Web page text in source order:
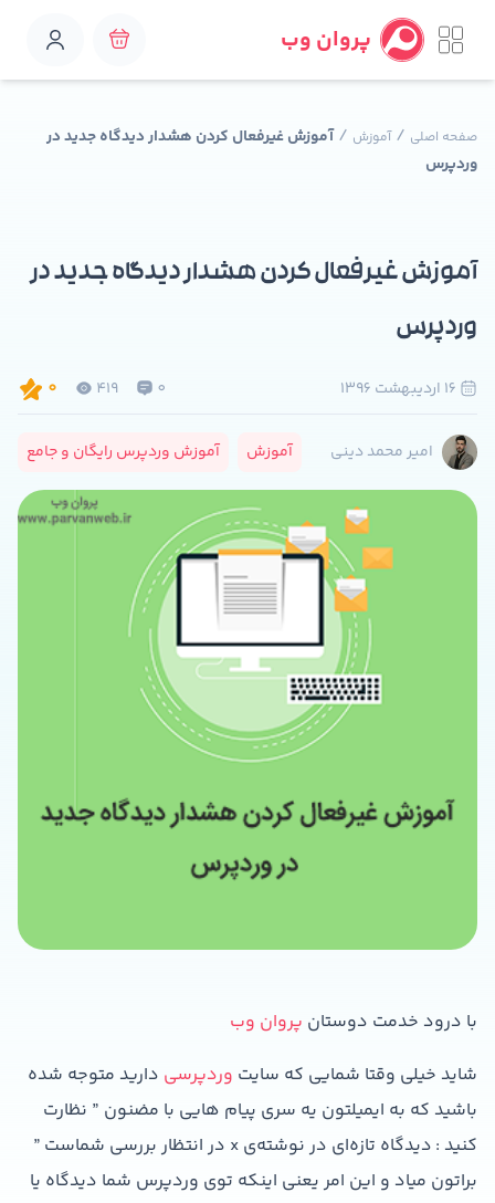
پروان وب
صفحه اصلی /آموزش /آموزش غیرفعال کردن هشدار دیدگاه جدید در
وردپرس
0
419
0
آموزش غیرفعال کردن هشدار دیدگاه جدید در
وردپرس
امیر محمد دینی آموزش آموزش وردپرس رایگان و جامع
با درود خدمت دوستان پروان وب
شاید خیلی وقتا شمایی که سایت وردپرسی دارید متوجه شده
باشید که به ایمیلتون یه سری پیام هایی با مضنون ” نظارت
کنید : دیدگاه تازه‌ای در نوشته‌ی x در انتظار بررسی شماست ”
براتون میاد و این امر یعنی اینکه توی وردپرس شما دیدگاه یا